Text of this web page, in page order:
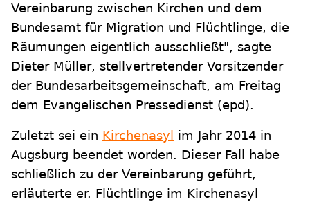
Vereinbarung zwischen Kirchen und dem
Bundesamt für Migration und Flüchtlinge, die
Räumungen eigentlich ausschließt", sagte
Dieter Müller, stellvertretender Vorsitzender
der Bundesarbeitsgemeinschaft, am Freitag
dem Evangelischen Pressedienst (epd).
Zuletzt sei ein Kirchenasyl
im Jahr 2014 in
Augsburg beendet worden. Dieser Fall habe
schließlich zu der Vereinbarung geführt,
erläuterte er. Flüchtlinge im Kirchenasyl